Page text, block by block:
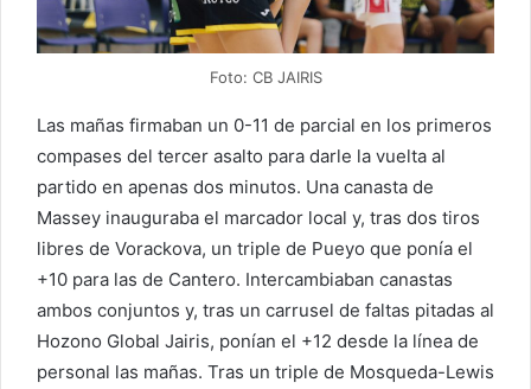
Foto: CB JAIRIS
Las mañas firmaban un 0-11 de parcial en los primeros
compases del tercer asalto para darle la vuelta al
partido en apenas dos minutos. Una canasta de
Massey inauguraba el marcador local y, tras dos tiros
libres de Vorackova, un triple de Pueyo que ponía el
+10 para las de Cantero. Intercambiaban canastas
ambos conjuntos y, tras un carrusel de faltas pitadas al
Hozono Global Jairis, ponían el +12 desde la línea de
personal las mañas. Tras un triple de Mosqueda-Lewis